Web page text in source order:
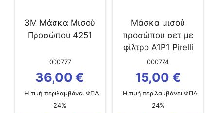
3M Μάσκα Μισού
Προσώπου 4251
000777
36,00 €
Η τιμή περιλαμβάνει ΦΠΑ
24%
Μάσκα μισού
προσώπου σετ με
φίλτρο A1P1 Pirelli
000774
15,00 €
Η τιμή περιλαμβάνει ΦΠΑ
24%